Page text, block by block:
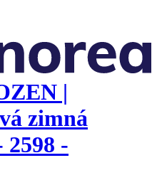
|
zimná
-